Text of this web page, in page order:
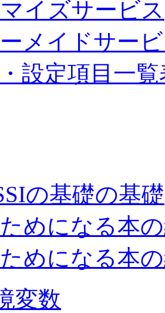
イズサービス
メイドサー
設定項目一覧
の基礎の基礎
めになる本
めになる本
変数